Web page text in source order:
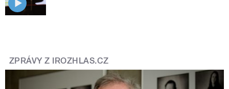
ZPRÁVY Z IROZHLAS.CZ